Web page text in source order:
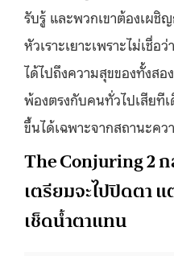
รับรู้ และพวกเขาต้องเผ
หัวเราะเยาะเพราะไม่เชื่อ
ได้ไปถึงความสุขของทั้งสอ
พ้องตรงกับคนทั่วไปเสียที
ขึ้นได้เฉพาะจากสถานะค
The Conjuring 2
เตรียมจะไปปิดตา
เช็ดน้ำตาแทน